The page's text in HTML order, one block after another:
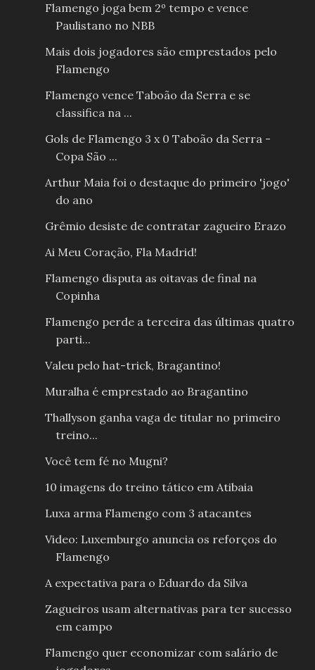
Flamengo joga bem 2º tempo e vence
Paulistano no NBB
Mais dois jogadores são emprestados pelo
Flamengo
Flamengo vence Taboão da Serra e se
classifica na ...
Gols de Flamengo 3 x 0 Taboão da Serra -
Copa São ...
Arthur Maia foi o destaque do primeiro 'jogo'
do ano
Grêmio desiste de contratar zagueiro Erazo
Ai Meu Coração, Fla Madrid!
Flamengo disputa as oitavas de final na
Copinha
Flamengo perde a terceira das últimas quatro
parti...
Valeu pelo hat-trick, Bragantino!
Muralha é emprestado ao Bragantino
Thallyson ganha vaga de titular no primeiro
treino...
Você tem fé no Mugni?
10 imagens do treino tático em Atibaia
Luxa arma Flamengo com 3 atacantes
Video: Luxemburgo anuncia os reforços do
Flamengo
A expectativa para o Eduardo da Silva
Zagueiros usam alternativas para ter sucesso
em campo
Flamengo quer economizar com salário de